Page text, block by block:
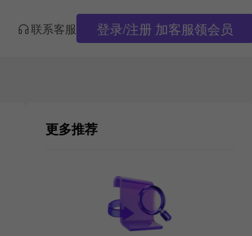
联系客服 登录/注册 加客服领会员
更多推荐